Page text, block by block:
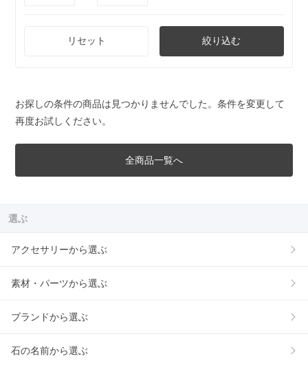
リセット 絞り込む
お探しの条件の商品は見つかりませんでした。条件を変更して
再度お試しください。
全商品一覧へ
選ぶ
アクセサリーから選ぶ
素材・パーツから選ぶ
ブランドから選ぶ
石の名前から選ぶ